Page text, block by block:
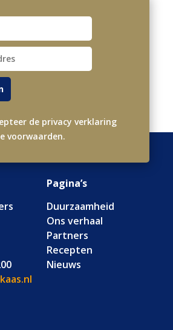
de privacy verklaring
voorwaarden.
Pagina’s
Duurzaamheid
Ons verhaal
Partners
Recepten
Nieuws